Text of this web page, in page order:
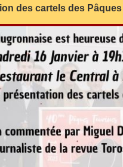
des cartels des